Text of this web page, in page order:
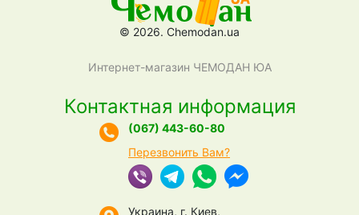
© 2026. Chemodan.ua
Интернет-магазин ЧЕМОДАН ЮА
Контактная информация
(067) 443-60-80
Перезвонить Вам?
Украина, г. Киев,